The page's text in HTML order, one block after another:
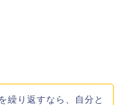
繰り返すなら、自分と